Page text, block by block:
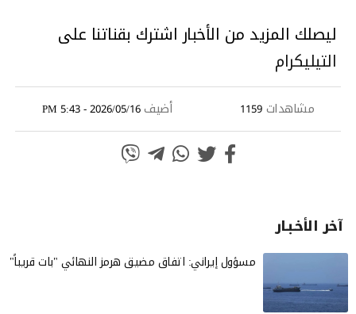
ليصلك المزيد من الأخبار اشترك بقناتنا على
التيليكرام
مشاهدات 1159 أضيف2026/05/16 - 5:43 PM
آخر الأخـبـار
مسؤول إيراني: اتفاق مضيق هرمز النهائي "بات قريباً"